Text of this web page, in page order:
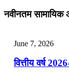
July 28, 2026
📝 डेली करेंट
नवीनतम
June 7, 2026
वित्तीय वर्ष